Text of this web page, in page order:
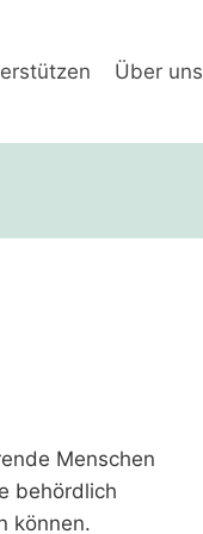
Über uns
Menschen
behördlich
können.